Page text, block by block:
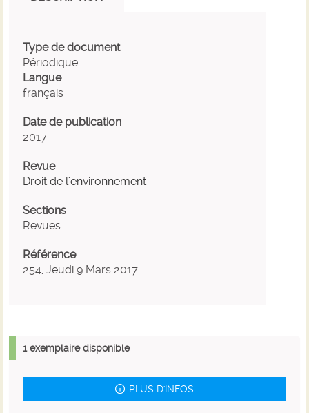
Type de document
Périodique
Langue
français
Date de publication
2017
Revue
Droit de l'environnement
Sections
Revues
Référence
254, Jeudi 9 Mars 2017
1 exemplaire disponible
PLUS D'INFOS